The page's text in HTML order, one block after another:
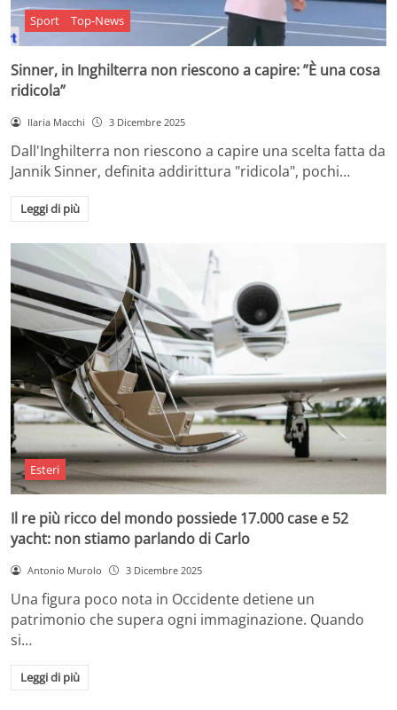
Sport Top-News
Sinner, in Inghilterra non riescono a capire: ”È una cosa
ridicola”
Ilaria Macchi 3 Dicembre 2025
Dall'Inghilterra non riescono a capire una scelta fatta da
Jannik Sinner, definita addirittura "ridicola", pochi…
Leggi di più
Esteri
Il re più ricco del mondo possiede 17.000 case e 52
yacht: non stiamo parlando di Carlo
Antonio Murolo 3 Dicembre 2025
Una figura poco nota in Occidente detiene un
patrimonio che supera ogni immaginazione. Quando
si…
Leggi di più